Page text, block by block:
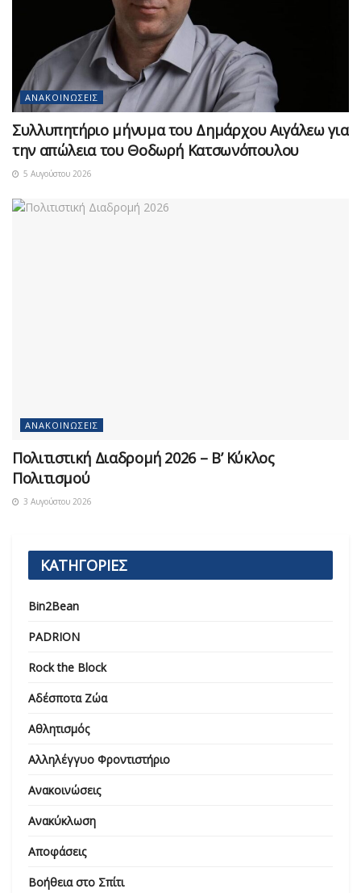
ΑΝΑΚΟΙΝΏΣΕΙΣ
Συλλυπητήριο μήνυμα του Δημάρχου Αιγάλεω για
την απώλεια του Θοδωρή Κατσωνόπουλου
5 Αυγούστου 2026
ΑΝΑΚΟΙΝΏΣΕΙΣ
Πολιτιστική Διαδρομή 2026 – Β’ Κύκλος
Πολιτισμού
3 Αυγούστου 2026
ΚΑΤΗΓΟΡΙΕΣ
Bin2Bean
PADRION
Rock the Block
Αδέσποτα Ζώα
Αθλητισμός
Αλληλέγγυο Φροντιστήριο
Ανακοινώσεις
Ανακύκλωση
Αποφάσεις
Βοήθεια στο Σπίτι